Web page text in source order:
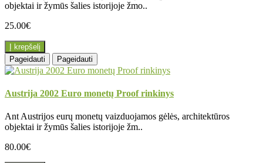
objektai ir žymūs šalies istorijoje žmo..
25.00€
Į krepšelį
Pageidauti
Pageidauti
Austrija 2002 Euro monetų Proof rinkinys
Ant Austrijos eurų monetų vaizduojamos gėlės, architektūros
objektai ir žymūs šalies istorijoje žm..
80.00€